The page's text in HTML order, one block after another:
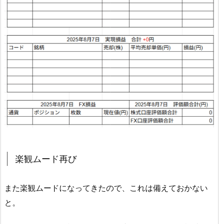
楽観ムード再び
また楽観ムードになってきたので、これは備えておかない
と。